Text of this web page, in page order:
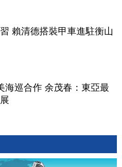
賴清德搭裝甲車進駐衡山
海巡合作 余茂春：東亞最